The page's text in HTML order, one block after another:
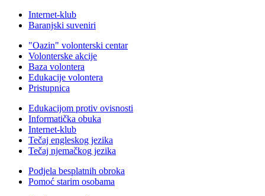
Internet-klub
Baranjski suveniri
"Oazin" volonterski centar
Volonterske akcije
Baza volontera
Edukacije volontera
Pristupnica
Edukacijom protiv ovisnosti
Informatička obuka
Internet-klub
Tečaj engleskog jezika
Tečaj njemačkog jezika
Podjela besplatnih obroka
Pomoć starim osobama